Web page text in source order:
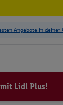
mit Lidl Plus!